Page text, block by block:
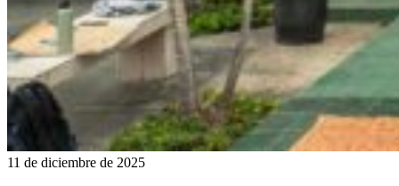
11 de diciembre de 2025